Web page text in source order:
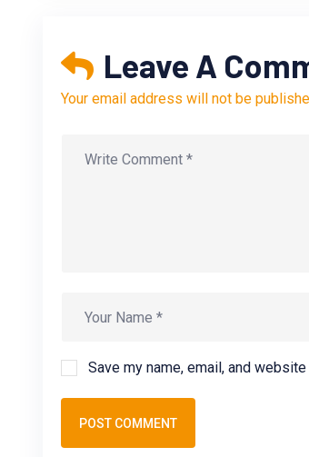
Leave A
Your email address will not be
Save my name, email, and
POST COMMENT